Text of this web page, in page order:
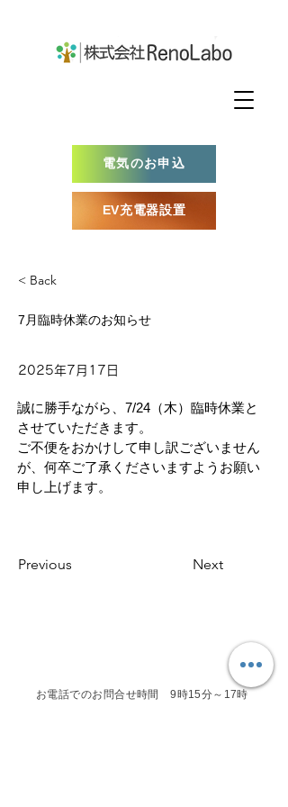
電気のお申込
EV充電器設置
< Back
7月臨時休業のお知らせ
2025年7月17日
Previous Next
誠に勝手ながら、7/24（木）臨時休業と
させていただきます。
ご不便をおかけして申し訳ございません
が、何卒ご了承くださいますようお願い
申し上げます。
お電話でのお問合せ時間 9時15分～17時